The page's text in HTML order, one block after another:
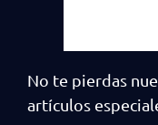
No te pierdas
artículos